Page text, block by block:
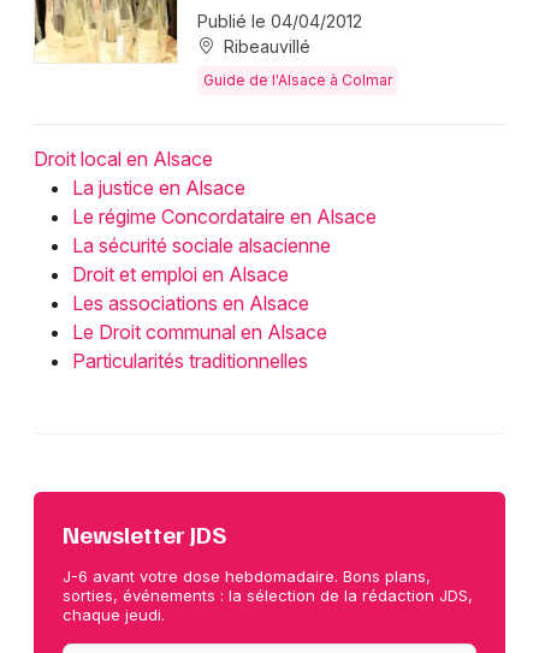
Publié le 04/04/2012
Ribeauvillé
Guide de l'Alsace à Colmar
Droit local en Alsace
La justice en Alsace
Le régime Concordataire en Alsace
La sécurité sociale alsacienne
Droit et emploi en Alsace
Les associations en Alsace
Le Droit communal en Alsace
Particularités traditionnelles
Newsletter JDS
J-6 avant votre dose hebdomadaire. Bons plans,
sorties, événements : la sélection de la rédaction JDS,
chaque jeudi.